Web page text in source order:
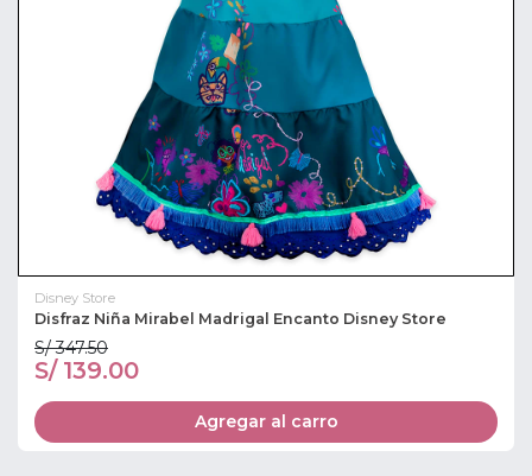
Disney Store
Disfraz Niña Mirabel Madrigal Encanto Disney Store
S/ 347.50
S/ 139.00
Agregar al carro